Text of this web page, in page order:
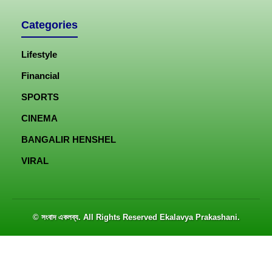
Categories
Lifestyle
Financial
SPORTS
CINEMA
BANGALIR HENSHEL
VIRAL
© সংবাদ একলব্য. All Rights Reserved Ekalavya Prakashani.